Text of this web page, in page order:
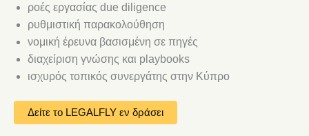
ροές εργασίας due diligence
ρυθμιστική παρακολούθηση
νομική έρευνα βασισμένη σε πηγές
διαχείριση γνώσης και playbooks
ισχυρός τοπικός συνεργάτης στην Κύπρο
Δείτε το LEGALFLY εν δράσει